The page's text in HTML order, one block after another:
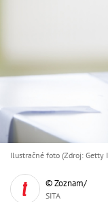
Ilustračné foto (Zdroj: Getty
© Zoznam/
SITA